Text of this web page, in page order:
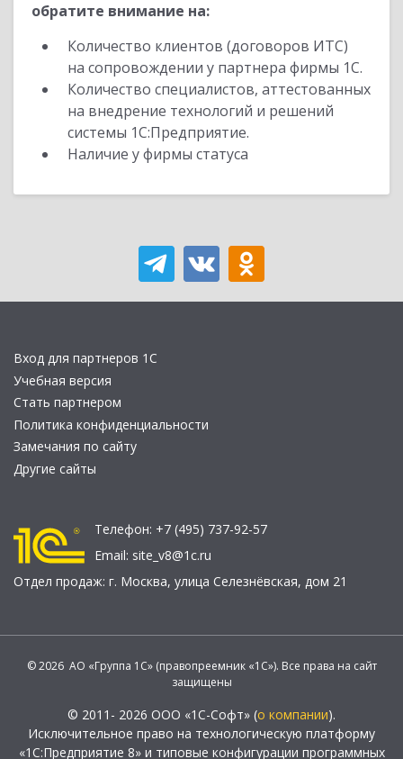
обратите внимание на:
Количество клиентов (договоров ИТС)
на сопровождении у партнера фирмы 1С.
Количество специалистов, аттестованных
на внедрение технологий и решений
системы 1С:Предприятие.
Наличие у фирмы статуса
Вход для партнеров 1С
Учебная версия
Стать партнером
Политика конфиденциальности
Замечания по сайту
Другие сайты
Телефон: +7 (495) 737-92-57
Email: site_v8@1c.ru
Отдел продаж: г. Москва, улица Селезнёвская, дом 21
© 2026 АО «Группа 1С» (правопреемник «1С»). Все права на сайт
защищены
© 2011- 2026 ООО «1С-Софт» (о компании).
Исключительное право на технологическую платформу
«1С:Предприятие 8» и типовые конфигурации программных